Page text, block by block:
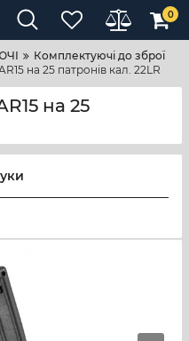
0
Комплектуючі до зброї
на 25 патронів кал. 22LR
на 25